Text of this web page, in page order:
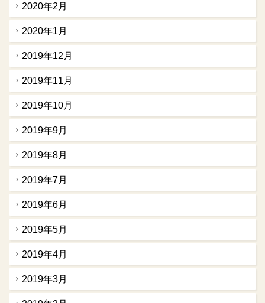
2020年2月
2020年1月
2019年12月
2019年11月
2019年10月
2019年9月
2019年8月
2019年7月
2019年6月
2019年5月
2019年4月
2019年3月